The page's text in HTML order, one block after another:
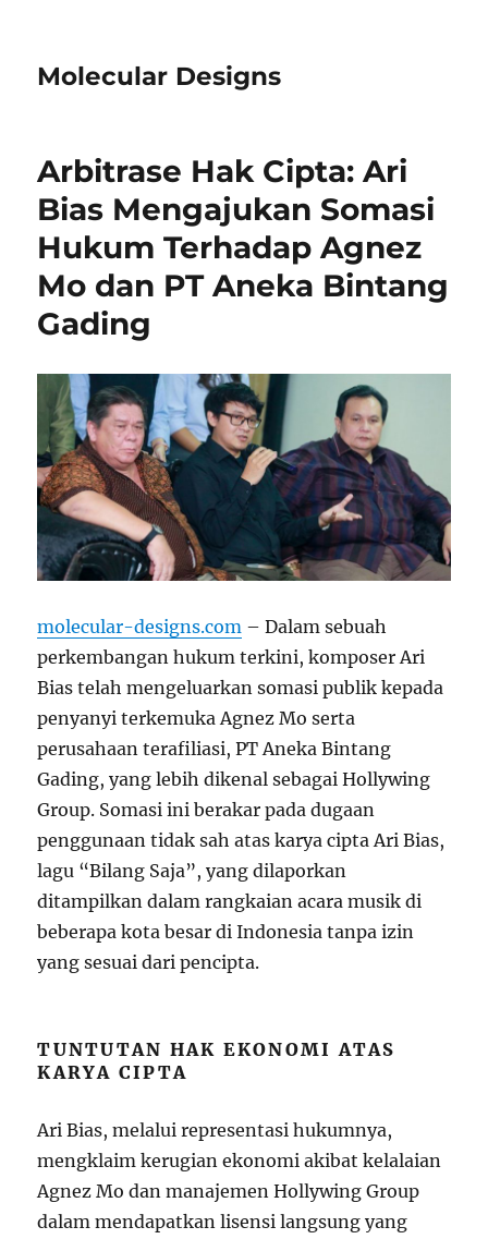
Molecular Designs
Arbitrase Hak Cipta: Ari
Bias Mengajukan Somasi
Hukum Terhadap Agnez
Mo dan PT Aneka Bintang
Gading
molecular-designs.com – Dalam sebuah
perkembangan hukum terkini, komposer Ari
Bias telah mengeluarkan somasi publik kepada
penyanyi terkemuka Agnez Mo serta
perusahaan terafiliasi, PT Aneka Bintang
Gading, yang lebih dikenal sebagai Hollywing
Group. Somasi ini berakar pada dugaan
penggunaan tidak sah atas karya cipta Ari Bias,
lagu “Bilang Saja”, yang dilaporkan
ditampilkan dalam rangkaian acara musik di
beberapa kota besar di Indonesia tanpa izin
yang sesuai dari pencipta.
TUNTUTAN HAK EKONOMI ATAS
KARYA CIPTA
Ari Bias, melalui representasi hukumnya,
mengklaim kerugian ekonomi akibat kelalaian
Agnez Mo dan manajemen Hollywing Group
dalam mendapatkan lisensi langsung yang